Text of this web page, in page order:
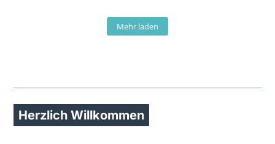
Mehr laden
Herzlich Willkommen